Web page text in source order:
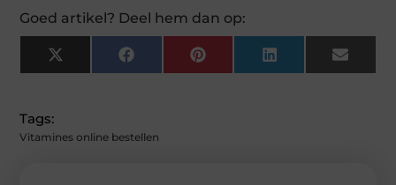
Goed artikel? Deel hem dan op:
X
(Twitter)
FacebookPinterest LinkedIn Email
Tags:
Vitamines online bestellen